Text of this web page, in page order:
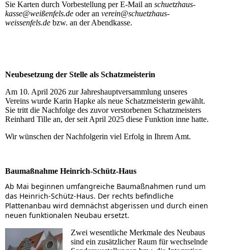
Sie Karten durch Vorbestellung per E-Mail an schuetzhaus-
kasse@weißenfels.de oder an verein@schuetzhaus-
weissenfels.de bzw. an der Abendkasse.
Neubesetzung der Stelle als Schatzmeisterin
Am 10. April 2026 zur Jahreshauptversammlung unseres
Vereins wurde Karin Hapke als neue Schatzmeisterin gewählt.
Sie tritt die Nachfolge des zuvor verstorbenen Schatzmeisters
Reinhard Tille an, der seit April 2025 diese Funktion inne hatte.
Wir wünschen der Nachfolgerin viel Erfolg in Ihrem Amt.
Baumaßnahme Heinrich-Schütz-Haus
Ab Mai beginnen umfangreiche Baumaßnahmen rund um
das Heinrich-Schütz-Haus. Der rechts befindliche
Plattenanbau wird demnächst abgerissen und durch einen
neuen funktionalen Neubau ersetzt.
Zwei wesentliche Merkmale des Neubaus
sind ein zusätzlicher Raum für wechselnde